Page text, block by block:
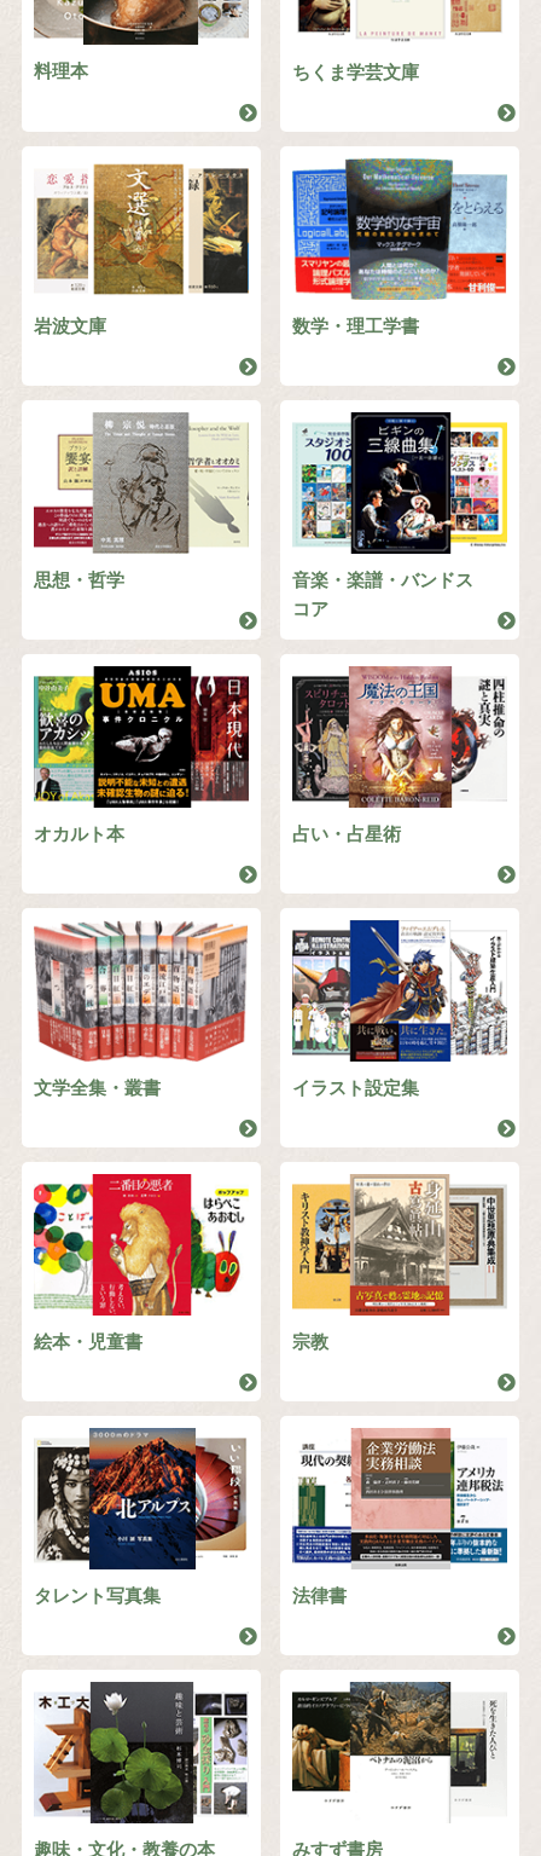
料理本 ちくま学芸文庫
岩波文庫 数学・理工学書
思想・哲学
音楽・楽譜・バンドス
コア
オカルト本 占い・占星術
文学全集・叢書 イラスト設定集
絵本・児童書 宗教
タレント写真集 法律書
趣味・文化・教養の本 みすず書房